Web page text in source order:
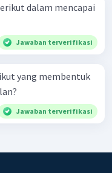
dalam mencapai
Jawaban terverifikasi
yang membentuk
Jawaban terverifikasi